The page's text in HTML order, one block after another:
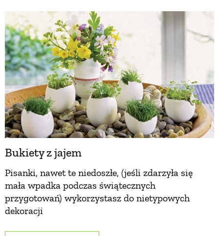
Bukiety z jajem
Pisanki, nawet te niedoszłe, (jeśli zdarzyła się
mała wpadka podczas świątecznych
przygotowań) wykorzystasz do nietypowych
dekoracji